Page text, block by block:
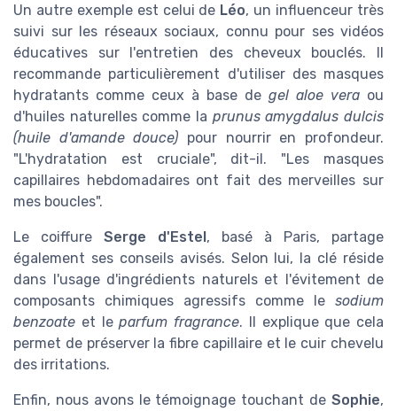
Un autre exemple est celui de Léo, un influenceur très
suivi sur les réseaux sociaux, connu pour ses vidéos
éducatives sur l'entretien des cheveux bouclés. Il
recommande particulièrement d'utiliser des masques
hydratants comme ceux à base de gel aloe vera ou
d'huiles naturelles comme la prunus amygdalus dulcis
(huile d'amande douce) pour nourrir en profondeur.
"L'hydratation est cruciale", dit-il. "Les masques
capillaires hebdomadaires ont fait des merveilles sur
mes boucles".
Le coiffure Serge d'Estel, basé à Paris, partage
également ses conseils avisés. Selon lui, la clé réside
dans l'usage d'ingrédients naturels et l'évitement de
composants chimiques agressifs comme le sodium
benzoate et leparfum fragrance. Il explique que cela
permet de préserver la fibre capillaire et le cuir chevelu
des irritations.
Enfin, nous avons le témoignage touchant de Sophie,